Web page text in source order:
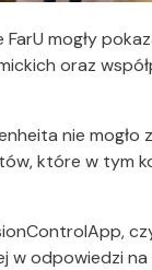
mogły
oraz
nie
które w tym
w odpowiedzi